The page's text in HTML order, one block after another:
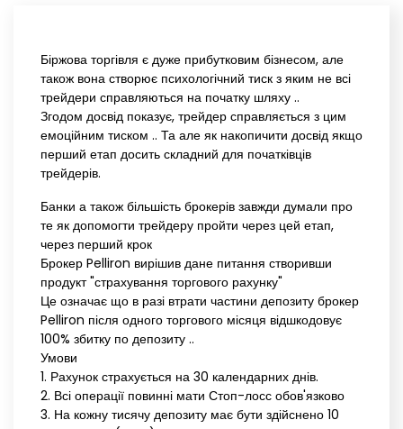
Біржова торгівля є дуже прибутковим бізнесом, але
також вона створює психологічний тиск з яким не всі
трейдери справляються на початку шляху ..
Згодом досвід показує, трейдер справляється з цим
емоційним тиском .. Та але як накопичити досвід якщо
перший етап досить складний для початківців
трейдерів.
Банки а також більшість брокерів завжди думали про
те як допомогти трейдеру пройти через цей етап,
через перший крок
Брокер Pelliron вирішив дане питання створивши
продукт "страхування торгового рахунку"
Це означає що в разі втрати частини депозиту брокер
Pelliron після одного торгового місяця відшкодовує
100% збитку по депозиту ..
Умови
1. Рахунок страхується на 30 календарних днів.
2. Всі операції повинні мати Стоп-лосс обов'язково
3. На кожну тисячу депозиту має бути здійснено 10